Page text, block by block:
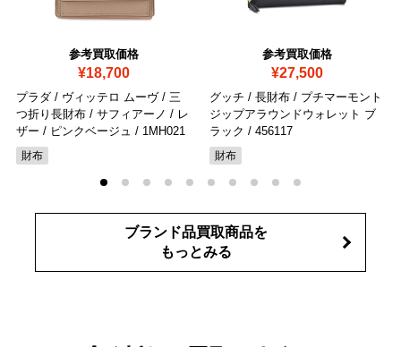
参考買取価格
¥18,700
プラダ / ヴィッテロ ムーヴ / 三
つ折り長財布 / サフィアーノ / レ
ザー / ピンクベージュ / 1MH021
財布
参考買取価格
¥27,500
グッチ / 長財布 / プチマーモント
ジップアラウンドウォレット ブ
ラック / 456117
財布
ブランド品買取商品を
もっとみる